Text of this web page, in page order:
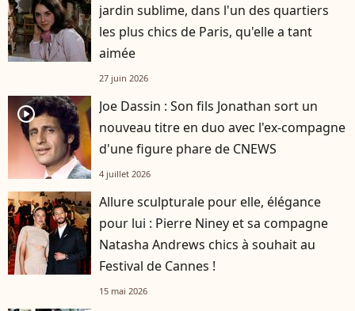
jardin sublime, dans l'un des quartiers
les plus chics de Paris, qu'elle a tant
aimée
27 juin 2026
player2
Joe Dassin : Son fils Jonathan sort un
nouveau titre en duo avec l'ex-compagne
d'une figure phare de CNEWS
4 juillet 2026
Allure sculpturale pour elle, élégance
pour lui : Pierre Niney et sa compagne
Natasha Andrews chics à souhait au
Festival de Cannes !
15 mai 2026